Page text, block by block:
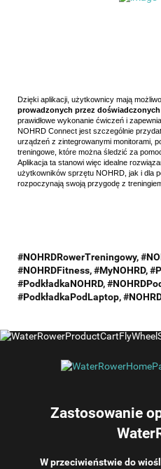
Dzięki aplikacji, użytkownicy mają
prowadzonych przez
prawidłowe wykonanie ćwiczeń i
NOHRD Connect jest szczególnie
urządzeń z zintegrowanymi monitorami,
treningowe, które można śledzić za
Aplikacja ta stanowi więc idealne
użytkowników sprzętu NOHRD, jak i dla
rozpoczynają swoją przygodę z
#NOHRDRowerTreningowy,
#NOHRDFitness, #MyNOHRD,
#PodkładkaNOHRD,
#PodkładkaPodLaptop,
Zastosowanie
W przeciwieństwie do